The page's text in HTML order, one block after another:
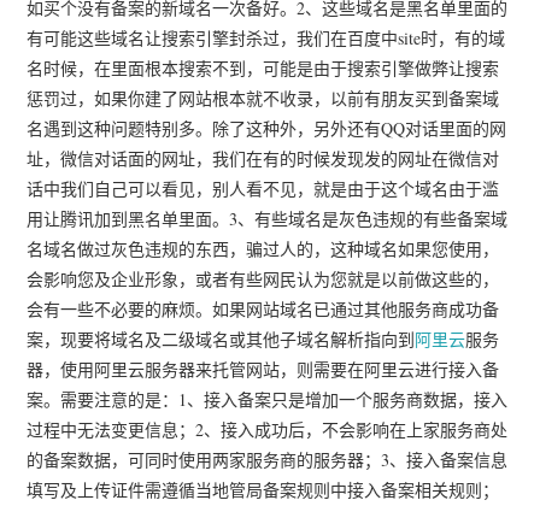
如买个没有备案的新域名一次备好。2、这些域名是黑名单里面的
有可能这些域名让搜索引擎封杀过，我们在百度中site时，有的域
名时候，在里面根本搜索不到，可能是由于搜索引擎做弊让搜索
惩罚过，如果你建了网站根本就不收录，以前有朋友买到备案域
名遇到这种问题特别多。除了这种外，另外还有QQ对话里面的网
址，微信对话面的网址，我们在有的时候发现发的网址在微信对
话中我们自己可以看见，别人看不见，就是由于这个域名由于滥
用让腾讯加到黑名单里面。3、有些域名是灰色违规的有些备案域
名域名做过灰色违规的东西，骗过人的，这种域名如果您使用，
会影响您及企业形象，或者有些网民认为您就是以前做这些的，
会有一些不必要的麻烦。如果网站域名已通过其他服务商成功备
案，现要将域名及二级域名或其他子域名解析指向到阿里云服务
器，使用阿里云服务器来托管网站，则需要在阿里云进行接入备
案。需要注意的是：1、接入备案只是增加一个服务商数据，接入
过程中无法变更信息；2、接入成功后，不会影响在上家服务商处
的备案数据，可同时使用两家服务商的服务器；3、接入备案信息
填写及上传证件需遵循当地管局备案规则中接入备案相关规则；